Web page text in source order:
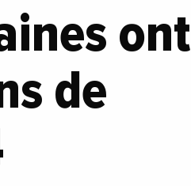
ont
de